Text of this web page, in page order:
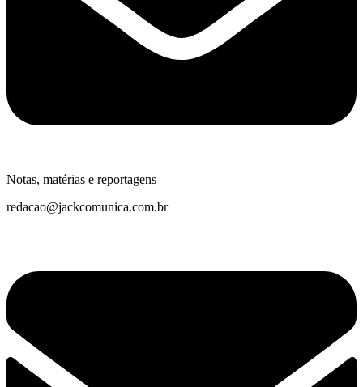
Notas, matérias e reportagens
redacao@jackcomunica.com.br